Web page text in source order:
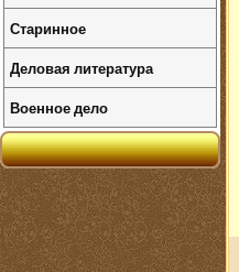
Старинное
Деловая литература
Военное дело